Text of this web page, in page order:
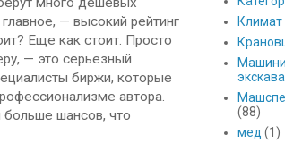
— высокий рейтинг
Еще как стоит. Просто
— это серьезный
биржи, которые
автора.
шансов, что
Климат
(88)
мед (1)